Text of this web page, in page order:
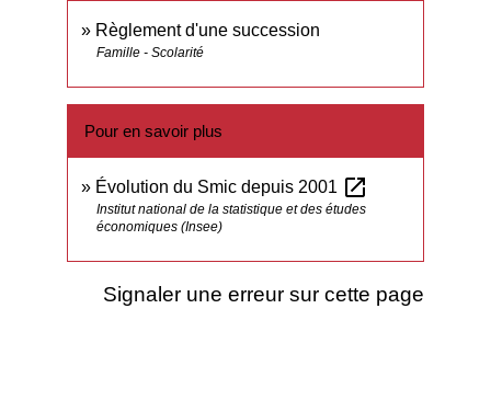
Règlement d'une succession
Famille - Scolarité
Pour en savoir plus
Évolution du Smic depuis 2001 open_in_new
Institut national de la statistique et des études
économiques (Insee)
Signaler une erreur sur cette page